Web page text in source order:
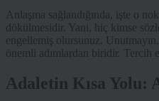
Anlaşma sağlandığında, işte o
dökülmesidir. Yani, hiç kimse
engellemiş olursunuz.
önemli adımlardan biridir. Tercih
Adaletin Kısa Yolu: